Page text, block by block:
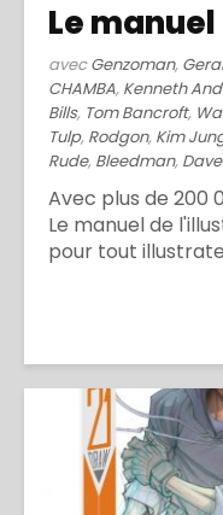
avecGenzoman,
CHAMBA, Kenneth
Bills, Tom Bancroft,
Tulp, Rodgon, Kim
Rude, Bleedman,
Avec plus de 200
Le manuel de
pour tout